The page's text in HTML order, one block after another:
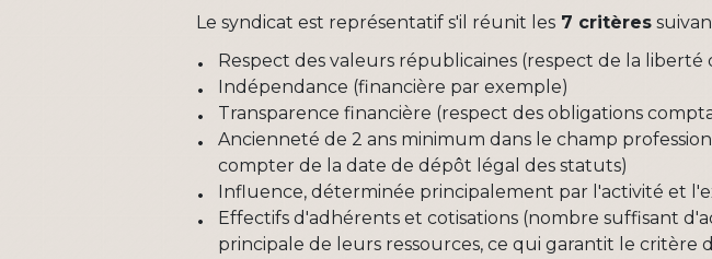
Le syndicat est représentatif s'il réunit les 7 critères
Respect des valeurs républicaines (respect de la
Indépendance (financière par exemple)
Transparence financière (respect des obligations
Ancienneté de 2 ans minimum dans le champ
compter de la date de dépôt légal des statuts)
Influence, déterminée principalement par l'activité et
Effectifs d'adhérents et cotisations (nombre suffisant
principale de leurs ressources, ce qui garantit le critère